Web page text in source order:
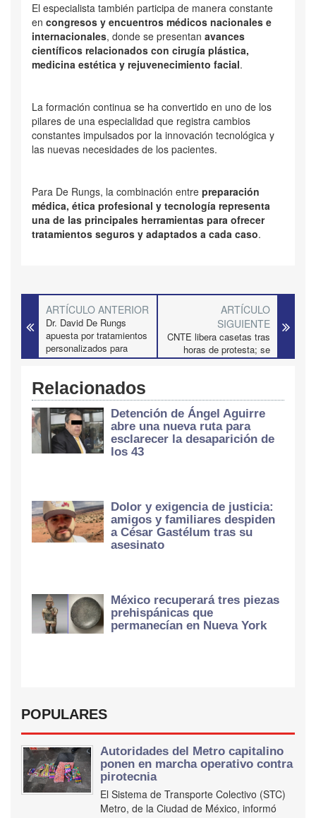
El especialista también participa de manera constante
en congresos y encuentros médicos nacionales e
internacionales, donde se presentan avances
científicos relacionados con cirugía plástica,
medicina estética y rejuvenecimiento facial.
La formación continua se ha convertido en uno de los
pilares de una especialidad que registra cambios
constantes impulsados por la innovación tecnológica y
las nuevas necesidades de los pacientes.
Para De Rungs, la combinación entre preparación
médica, ética profesional y tecnología representa
una de las principales herramientas para ofrecer
tratamientos seguros y adaptados a cada caso.
ARTÍCULO ANTERIOR
Dr. David De Rungs
apuesta por tratamientos
personalizados para
lograr resultados más
ARTÍCULO
SIGUIENTE
CNTE libera casetas tras
horas de protesta; se
restablece la circulación
Relacionados
Detención de Ángel Aguirre
abre una nueva ruta para
esclarecer la desaparición de
los 43
Dolor y exigencia de justicia:
amigos y familiares despiden
a César Gastélum tras su
asesinato
México recuperará tres piezas
prehispánicas que
permanecían en Nueva York
POPULARES
Autoridades del Metro capitalino
ponen en marcha operativo contra
pirotecnia
El Sistema de Transporte Colectivo (STC)
Metro, de la Ciudad de México, informó